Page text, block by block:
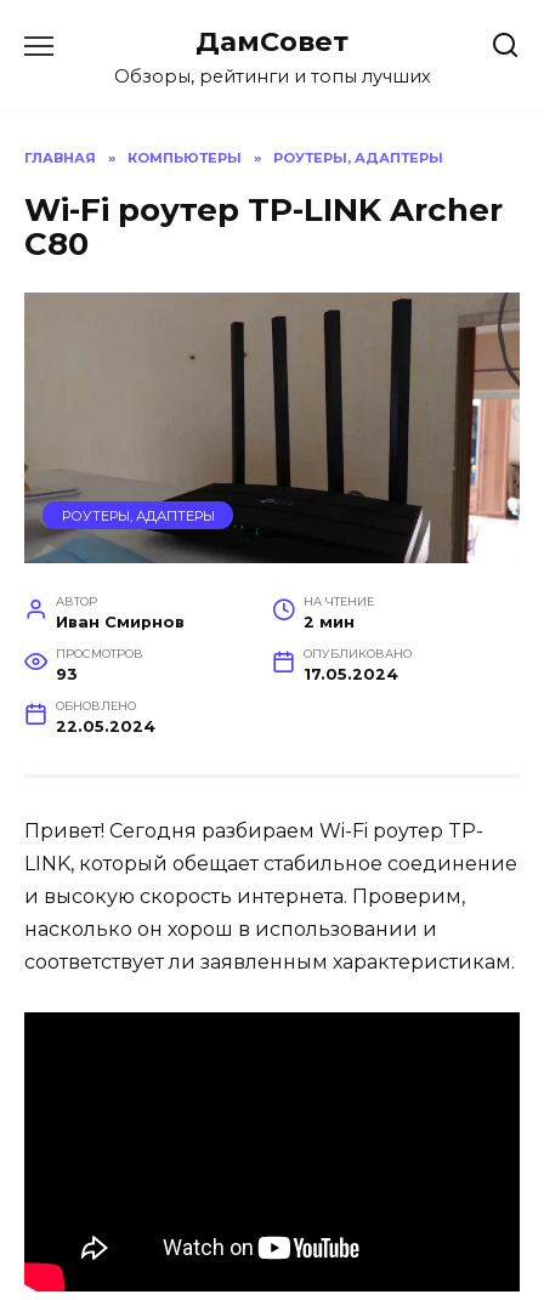
содержанию
ДамСовет
Обзоры, рейтинги и топы лучших
ГЛАВНАЯ » КОМПЬЮТЕРЫ » РОУТЕРЫ, АДАПТЕРЫ
Wi-Fi роутер TP-LINK Archer
C80
РОУТЕРЫ, АДАПТЕРЫ
АВТОР
Иван Смирнов
НА ЧТЕНИЕ
2 мин
ПРОСМОТРОВ
93
ОПУБЛИКОВАНО
17.05.2024
ОБНОВЛЕНО
22.05.2024
Привет! Сегодня разбираем Wi-Fi роутер TP-
LINK, который обещает стабильное соединение
и высокую скорость интернета. Проверим,
насколько он хорош в использовании и
соответствует ли заявленным характеристикам.